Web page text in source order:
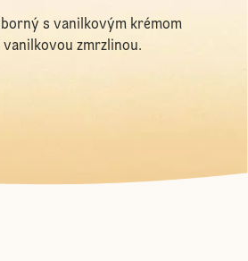
s vanilkovým krémom
vanilkovou zmrzlinou.